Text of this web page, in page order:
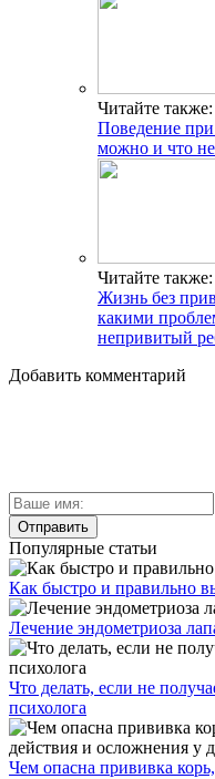
Читайте также:
Поведение при
можно и что
Читайте также:
Жизнь без
какими
непривитый
Добавить комментарий
Популярные статьи
Как быстро и правильно
Лечение эндометриоза
Что делать, если не
психолога
Чем опасна прививка